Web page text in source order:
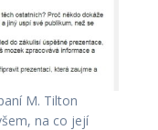
M. Tilton
na co její